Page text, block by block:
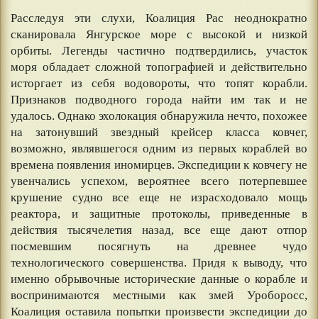
Расследуя эти слухи, Коалиция Рас неоднократно
сканировала Янгурское море с высокой и низкой
орбиты. Легенды частично подтвердились, участок
моря обладает сложной топографией и действительно
исторгает из себя водовороты, что топят корабли.
Признаков подводного города найти им так и не
удалось. Однако эхолокация обнаружила нечто, похожее
на затонувший звездный крейсер класса ковчег,
возможно, являвшегося одним из первых кораблей во
времена появления иномирцев. Экспедиции к ковчегу не
увенчались успехом, вероятнее всего потерпевшее
крушение судно все еще не израсходовало мощь
реактора, и защитные протоколы, приведенные в
действия тысячелетия назад, все еще дают отпор
посмевшим посягнуть на древнее чудо
технологического совершенства. Придя к выводу, что
именно обрывочные исторические данные о корабле и
воспринимаются местными как змей Уроборосс,
Коалиция оставила попытки произвести экспедиции до